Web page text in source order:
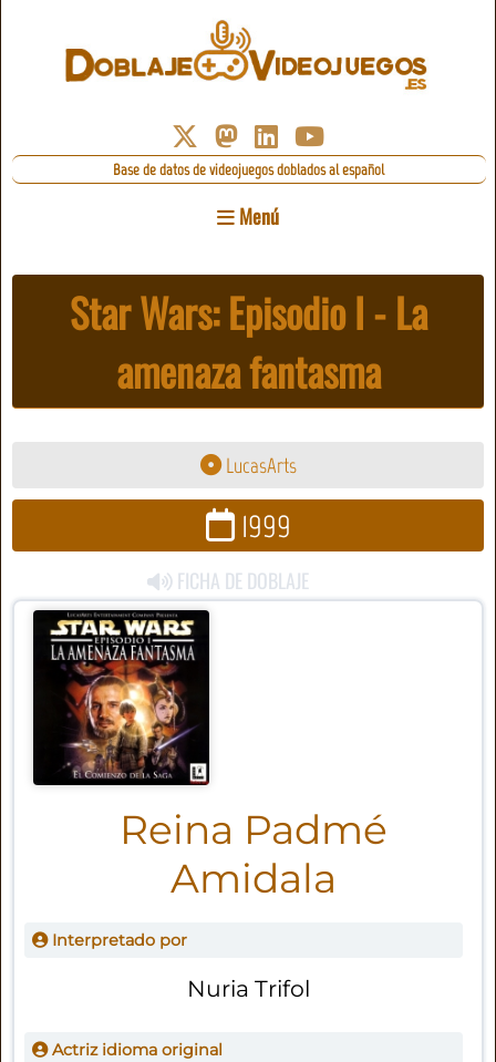
Base de datos de videojuegos doblados al español
Menú
Star Wars: Episodio I - La
amenaza fantasma
LucasArts
1999
FICHA DE DOBLAJE
Reina Padmé
Amidala
Interpretado por
Nuria Trifol
Actriz idioma original